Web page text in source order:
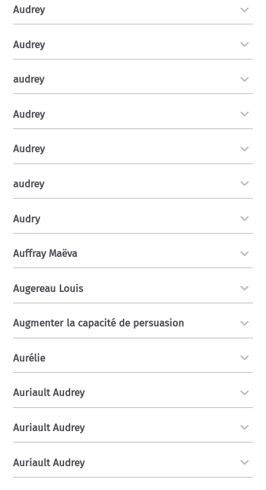
Audrey
Audrey
audrey
Audrey
Audrey
audrey
Audry
Auffray Maëva
Augereau Louis
Augmenter la capacité de persuasion
Aurélie
Auriault Audrey
Auriault Audrey
Auriault Audrey